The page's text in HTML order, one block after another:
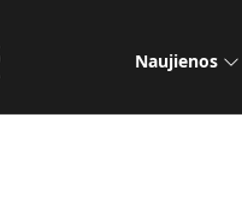
Naujienos